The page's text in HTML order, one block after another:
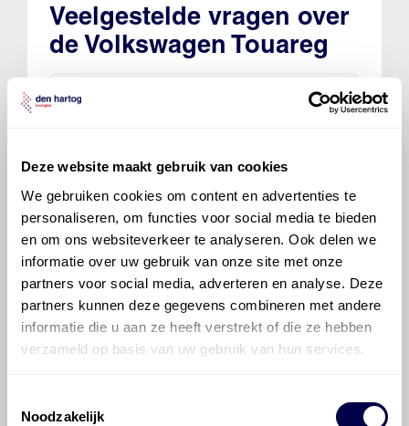
Deze website maakt gebruik van cookies
We gebruiken cookies om content en advertenties te
personaliseren, om functies voor social media te bieden
en om ons websiteverkeer te analyseren. Ook delen we
informatie over uw gebruik van onze site met onze
partners voor social media, adverteren en analyse. Deze
partners kunnen deze gegevens combineren met andere
informatie die u aan ze heeft verstrekt of die ze hebben
verzameld op basis van uw gebruik van hun services.
Noodzakelijk
Veelgestelde vragen over
de Volkswagen Touareg
Welke motorolie adviseert Den Hartog
voor de Volkswagen Touareg Touareg 4.2
Hoeveel motorolie gaat er in een
Volkswagen Touareg?
Hoe vaak moet de motorolie ververst
worden bij een Volkswagen Touareg?
Voor welke onderdelen van de
Volkswagen Touareg is productadvies